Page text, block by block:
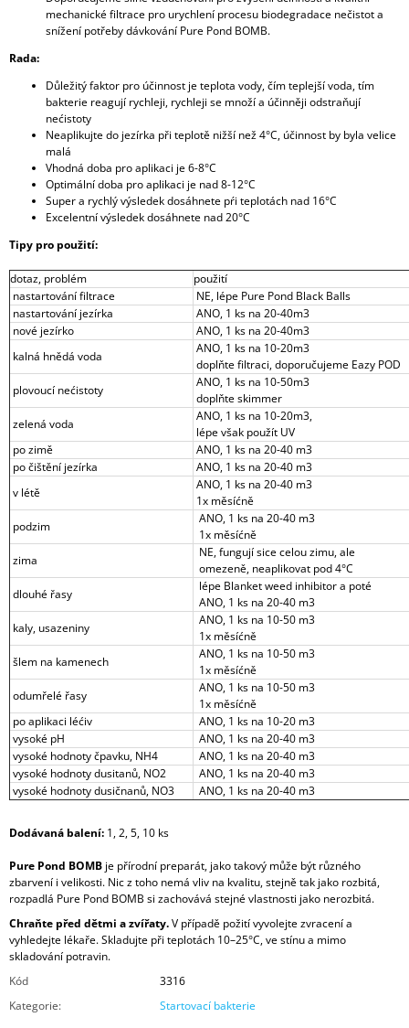
mechanické filtrace pro urychlení procesu biodegradace nečistot a
snížení potřeby dávkování Pure Pond BOMB.
Rada:
Důležitý faktor pro účinnost je teplota vody, čím teplejší voda, tím
bakterie reagují rychleji, rychleji se množí a účinněji odstraňují
nećistoty
Neaplikujte do jezírka při teplotě nižší než 4°C, účinnost by byla velice
malá
Vhodná doba pro aplikaci je 6-8°C
Optimální doba pro aplikaci je nad 8-12°C
Super a rychlý výsledek dosáhnete pŕi teplotách nad 16°C
Excelentní výsledek dosáhnete nad 20°C
Tipy pro použití:
dotaz, problém
použití
nastartování filtrace
NE, lépe Pure Pond Black Balls
nastartování jezírka
ANO, 1 ks na 20-40m3
nové jezírko
ANO, 1 ks na 20-40m3
kalná hnědá voda
ANO, 1 ks na 10-20m3
doplňte filtraci, doporučujeme Eazy POD
plovoucí nećistoty
ANO, 1 ks na 10-50m3
doplňte skimmer
zelená voda
ANO, 1 ks na 10-20m3,
lépe však použít UV
po zimě
ANO, 1 ks na 20-40 m3
po čištění jezírka
ANO, 1 ks na 20-40 m3
v létě
ANO, 1 ks na 20-40 m3
1x měsíćně
podzim
ANO, 1 ks na 20-40 m3
1x měsíćně
zima
NE, fungují sice celou zimu, ale
omezeně, neaplikovat pod 4°C
dlouhé řasy
lépe Blanket weed inhibitor a poté
ANO, 1 ks na 20-40 m3
kaly, usazeniny
ANO, 1 ks na 10-50 m3
1x měsíćně
šlem na kamenech
ANO, 1 ks na 10-50 m3
1x měsíćně
odumřelé řasy
ANO, 1 ks na 10-50 m3
1x měsíćně
po aplikaci léćiv
ANO, 1 ks na 10-20 m3
vysoké pH
ANO, 1 ks na 20-40 m3
vysoké hodnoty čpavku, NH4
ANO, 1 ks na 20-40 m3
vysoké hodnoty dusitanů, NO2
ANO, 1 ks na 20-40 m3
vysoké hodnoty dusičnanů, NO3
ANO, 1 ks na 20-40 m3
Dodávaná balení: 1, 2, 5, 10 ks
Pure Pond BOMB je přírodní preparát, jako takový může být různého
zbarvení i velikosti. Nic z toho nemá vliv na kvalitu, stejně tak jako rozbitá,
rozpadlá Pure Pond BOMB si zachovává stejné vlastnosti jako nerozbitá.
Chraňte před dětmi a zvířaty.V případě požití vyvolejte zvracení a
vyhledejte lékaře. Skladujte při teplotách 10–25°C, ve stínu a mimo
skladování potravin.
Kód
3316
Kategorie: Startovací bakterie